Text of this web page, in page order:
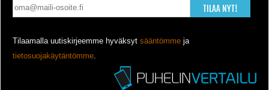
TILAA NYT!
Tilaamalla uutiskirjeemme hyväksyt sääntömme ja
tietosuojakäytäntömme.